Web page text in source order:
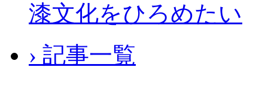
漆文化をひろめたい
› 記事一覧